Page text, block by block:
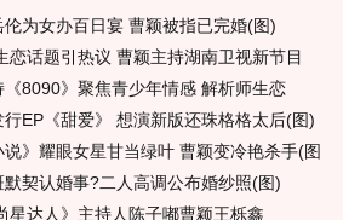
伦为女办百日宴 曹颖被指已完婚(图)
恋话题引热议 曹颖主持湖南卫视新节目
《8090》聚焦青少年情感 解析师生恋
行EP《甜爱》 想演新版还珠格格太后(图)
说》耀眼女星甘当绿叶 曹颖变冷艳杀手(图
默契认婚事?二人高调公布婚纱照(图)
星达人》主持人陈子嘟曹颖王栎鑫